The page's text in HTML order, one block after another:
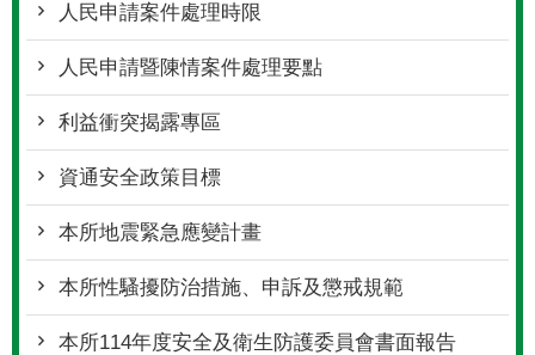
人民申請案件處理時限
人民申請暨陳情案件處理要點
利益衝突揭露專區
資通安全政策目標
本所地震緊急應變計畫
本所性騷擾防治措施、申訴及懲戒規範
本所114年度安全及衛生防護委員會書面報告